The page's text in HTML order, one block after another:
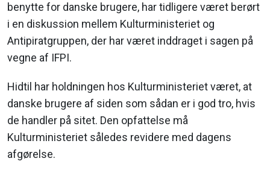
benytte for danske brugere, har tidligere været berørt
i en diskussion mellem Kulturministeriet og
Antipiratgruppen, der har været inddraget i sagen på
vegne af IFPI.
Hidtil har holdningen hos Kulturministeriet været, at
danske brugere af siden som sådan er i god tro, hvis
de handler på sitet. Den opfattelse må
Kulturministeriet således revidere med dagens
afgørelse.